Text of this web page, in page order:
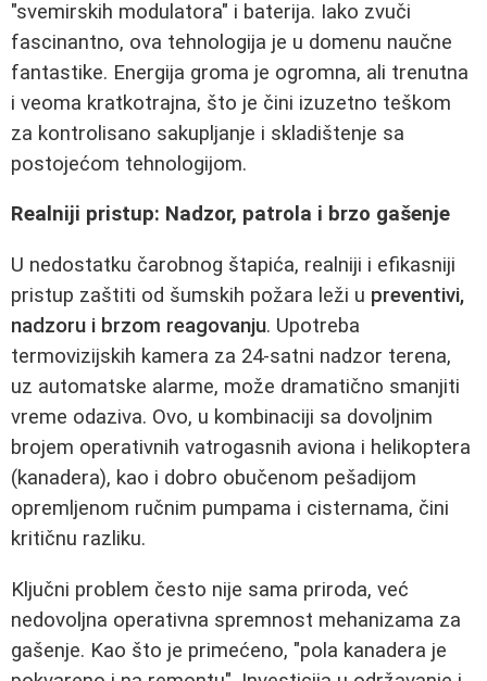
"svemirskih modulatora" i baterija. Iako zvuči
fascinantno, ova tehnologija je u domenu naučne
fantastike. Energija groma je ogromna, ali trenutna
i veoma kratkotrajna, što je čini izuzetno teškom
za kontrolisano sakupljanje i skladištenje sa
postojećom tehnologijom.
Realniji pristup: Nadzor, patrola i brzo gašenje
U nedostatku čarobnog štapića, realniji i efikasniji
pristup zaštiti od šumskih požara leži u preventivi,
nadzoru i brzom reagovanju. Upotreba
termovizijskih kamera za 24-satni nadzor terena,
uz automatske alarme, može dramatično smanjiti
vreme odaziva. Ovo, u kombinaciji sa dovoljnim
brojem operativnih vatrogasnih aviona i helikoptera
(kanadera), kao i dobro obučenom pešadijom
opremljenom ručnim pumpama i cisternama, čini
kritičnu razliku.
Ključni problem često nije sama priroda, već
nedovoljna operativna spremnost mehanizama za
gašenje. Kao što je primećeno, "pola kanadera je